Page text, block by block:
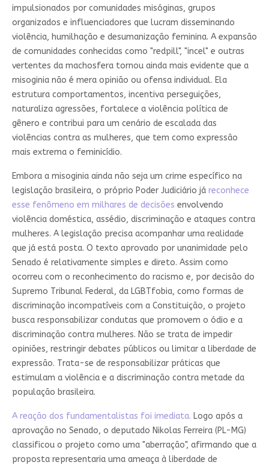
impulsionados por comunidades misóginas, grupos
organizados e influenciadores que lucram disseminando
violência, humilhação e desumanização feminina. A expansão
de comunidades conhecidas como "redpill", "incel" e outras
vertentes da machosfera tornou ainda mais evidente que a
misoginia não é mera opinião ou ofensa individual. Ela
estrutura comportamentos, incentiva perseguições,
naturaliza agressões, fortalece a violência política de
gênero e contribui para um cenário de escalada das
violências contra as mulheres, que tem como expressão
mais extrema o feminicídio.
Embora a misoginia ainda não seja um crime específico na
legislação brasileira, o próprio Poder Judiciário já reconhece
esse fenômeno em milhares de decisões envolvendo
violência doméstica, assédio, discriminação e ataques contra
mulheres. A legislação precisa acompanhar uma realidade
que já está posta. O texto aprovado por unanimidade pelo
Senado é relativamente simples e direto. Assim como
ocorreu com o reconhecimento do racismo e, por decisão do
Supremo Tribunal Federal, da LGBTfobia, como formas de
discriminação incompatíveis com a Constituição, o projeto
busca responsabilizar condutas que promovem o ódio e a
discriminação contra mulheres. Não se trata de impedir
opiniões, restringir debates públicos ou limitar a liberdade de
expressão. Trata-se de responsabilizar práticas que
estimulam a violência e a discriminação contra metade da
população brasileira.
A reação dos fundamentalistas foi imediata. Logo após a
aprovação no Senado, o deputado Nikolas Ferreira (PL-MG)
classificou o projeto como uma "aberração", afirmando que a
proposta representaria uma ameaça à liberdade de